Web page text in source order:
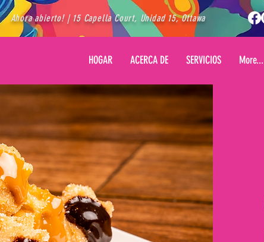
Ahora abierto! | 15 Capella Court, Unidad 15, Ottawa
HOGAR ACERCA DE SERVICIOS More...